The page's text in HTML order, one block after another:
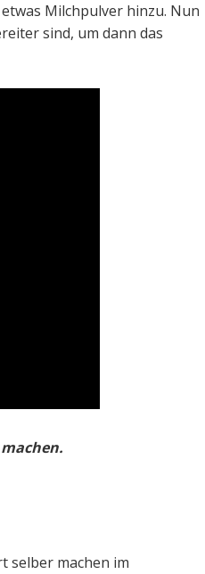
Milchpulver hinzu. Nun
sind, um dann das
selber machen im